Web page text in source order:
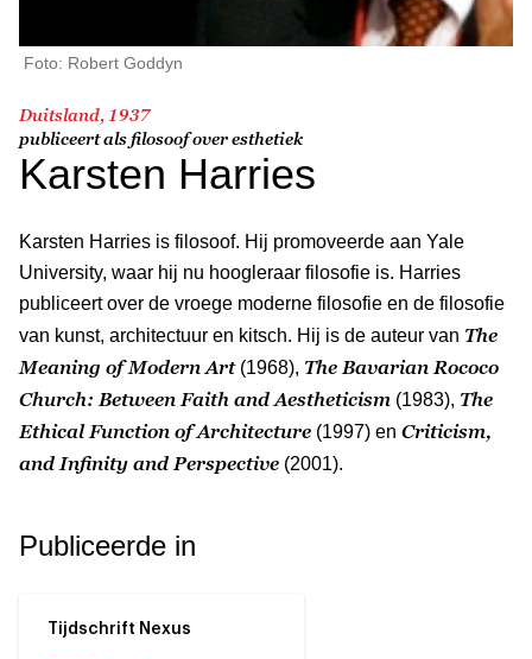
Foto: Robert Goddyn
Duitsland, 1937
publiceert als filosoof over esthetiek
Karsten Harries
Karsten Harries is filosoof. Hij promoveerde aan Yale
University, waar hij nu hoogleraar filosofie is. Harries
publiceert over de vroege moderne filosofie en de filosofie
van kunst, architectuur en kitsch. Hij is de auteur van The
Meaning of Modern Art(1968), The Bavarian Rococo
Church: Between Faith and Aestheticism (1983), The
Ethical Function of Architecture (1997) en Criticism,
and Infinity and Perspective (2001).
Publiceerde in
Tijdschrift Nexus